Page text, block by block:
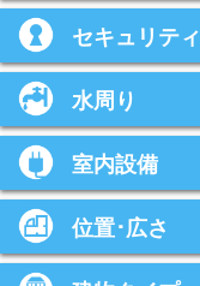
セキュリティ
水周り
室内設備
位置･広さ